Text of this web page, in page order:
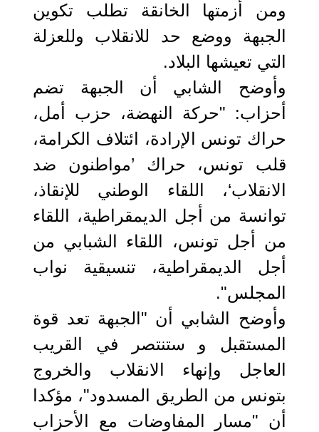
ومن أزمتها الخانقة تطلب تكوين
الجبهة ووضع حد للانقلاب وللعزلة
التي تعيشها البلاد.
وأوضح الشابي أن الجبهة تضم
أحزاب: "حركة النهضة، حزب أمل،
حراك تونس الإرادة، ائتلاف الكرامة،
قلب تونس، حراك ’مواطنون ضد
الانقلاب‘، اللقاء الوطني للإنقاذ،
توانسة من أجل الديمقراطية، اللقاء
من أجل تونس، اللقاء الشبابي من
أجل الديمقراطية، تنسيقية نواب
المجلس".
وأوضح الشابي أن "الجبهة تعد قوة
المستقبل و ستنتصر في القريب
العاجل وإنهاء الانقلاب والخروج
بتونس من الطريق المسدود"، مؤكدا
أن "مسار المفاوضات مع الأحزاب